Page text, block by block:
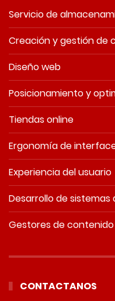
Servicio de
Creación y gestión de
Diseño web
Posicionamiento y
Tiendas online
Ergonomía de
Experiencia del usuario
Desarrollo de
Gestores de contenido
CONTACTANOS